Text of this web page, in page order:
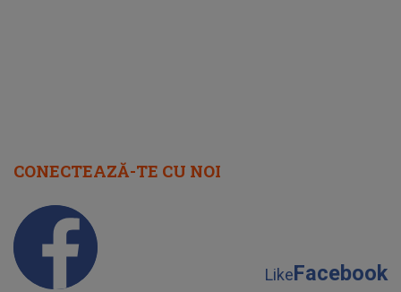
CONECTEAZĂ-TE CU NOI
LikeFacebook